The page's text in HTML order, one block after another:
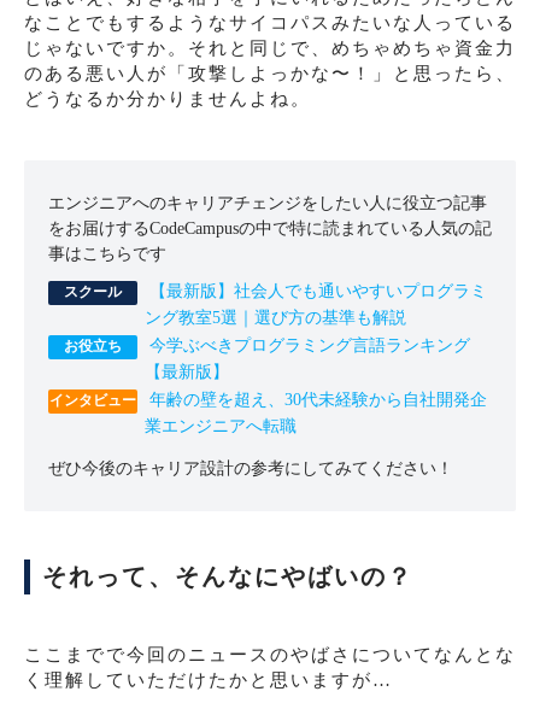
なことでもするようなサイコパスみたいな人っている
じゃないですか。それと同じで、めちゃめちゃ資金力
のある悪い人が「攻撃しよっかな〜！」と思ったら、
どうなるか分かりませんよね。
エンジニアへのキャリアチェンジをしたい人に役立つ記事
をお届けするCodeCampusの中で特に読まれている人気の記
事はこちらです
【最新版】社会人でも通いやすいプログラミ
ング教室5選｜選び方の基準も解説
今学ぶべきプログラミング言語ランキング
【最新版】
年齢の壁を超え、30代未経験から自社開発企
業エンジニアへ転職
ぜひ今後のキャリア設計の参考にしてみてください！
それって、そんなにやばいの？
ここまでで今回のニュースのやばさについてなんとな
く理解していただけたかと思いますが…